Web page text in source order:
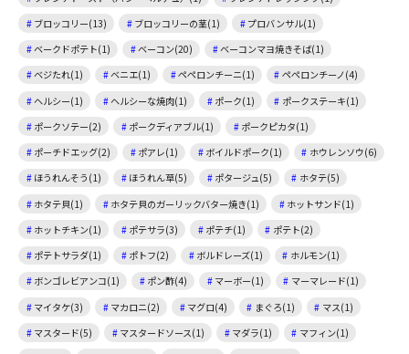
ブロッコリー(13)
ブロッコリーの茎(1)
プロバンサル(1)
ベークドポテト(1)
ベーコン(20)
ベーコンマヨ焼きそば(1)
ベジたれ(1)
ベニエ(1) ペペロンチーニ(1)
ペペロンチーノ(4)
ヘルシー(1)
ヘルシーな焼肉(1) ポーク(1)
ポークステーキ(1)
ポークソテー(2)
ポークディアブル(1)
ポークピカタ(1)
ポーチドエッグ(2)
ポアレ(1) ボイルドポーク(1)
ホウレンソウ(6)
ほうれんそう(1)
ほうれん草(5) ポタージュ(5)
ホタテ(5)
ホタテ貝(1)
ホタテ貝のガーリックバター焼き(1)
ホットサンド(1)
ホットチキン(1)
ポテサラ(3) ポテチ(1)
ポテト(2)
ポテトサラダ(1)
ポトフ(2) ボルドレーズ(1)
ホルモン(1)
ボンゴレビアンコ(1)
ポン酢(4) マーボー(1)
マーマレード(1)
マイタケ(3)
マカロニ(2) マグロ(4) まぐろ(1)
マス(1)
マスタード(5)
マスタードソース(1) マダラ(1)
マフィン(1)